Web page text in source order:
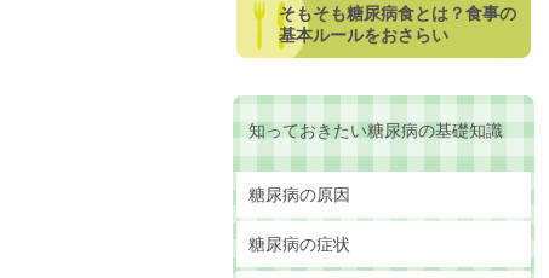
そもそも糖尿病食とは？食事の
基本ルールをおさらい
知っておきたい糖尿病の基礎知識
糖尿病の原因
糖尿病の症状